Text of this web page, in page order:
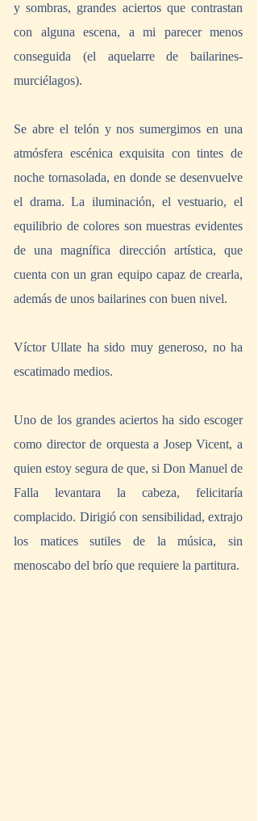
y sombras, grandes aciertos que contrastan
con alguna escena, a mi parecer menos
conseguida (el aquelarre de bailarines-
murciélagos).
Se abre el telón y nos sumergimos en una
atmósfera escénica exquisita con tintes de
noche tornasolada, en donde se desenvuelve
el drama. La iluminación, el vestuario, el
equilibrio de colores son muestras evidentes
de una magnífica dirección artística, que
cuenta con un gran equipo capaz de crearla,
además de unos bailarines con buen nivel.
Víctor Ullate ha sido muy generoso, no ha
escatimado medios.
Uno de los grandes aciertos ha sido escoger
como director de orquesta a Josep Vicent, a
quien estoy segura de que, si Don Manuel de
Falla levantara la cabeza, felicitaría
complacido. Dirigió con sensibilidad, extrajo
los matices sutiles de la música, sin
menoscabo del brío que requiere la partitura.